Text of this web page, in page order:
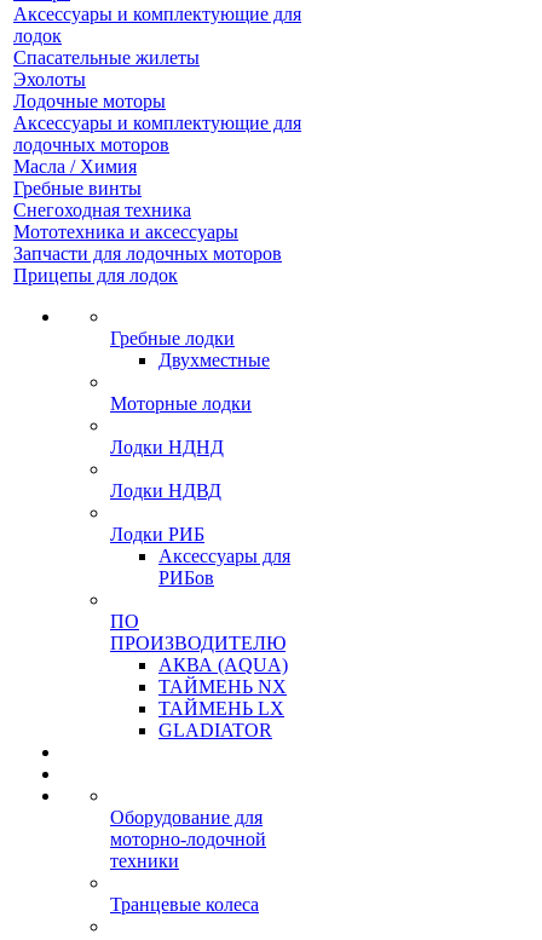
Аксессуары и комплектующие для
лодок
Спасательные жилеты
Эхолоты
Лодочные моторы
Аксессуары и комплектующие для
лодочных моторов
Масла / Химия
Гребные винты
Снегоходная техника
Мототехника и аксессуары
Запчасти для лодочных моторов
Прицепы для лодок
Гребные лодки
Двухместные
Моторные лодки
Лодки НДНД
Лодки НДВД
Лодки РИБ
Аксессуары для
РИБов
ПО
ПРОИЗВОДИТЕЛЮ
АКВА (AQUA)
ТАЙМЕНЬ NX
ТАЙМЕНЬ LX
GLADIATOR
Оборудование для
моторно-лодочной
техники
Транцевые колеса